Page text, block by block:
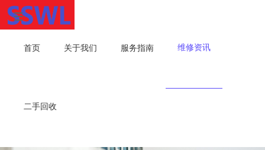
首页 关于我们 服务指南 维修资讯
二手回收